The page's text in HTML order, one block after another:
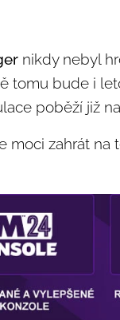
nikdy nebyl
tomu bude i
poběží již
moci zahrát na